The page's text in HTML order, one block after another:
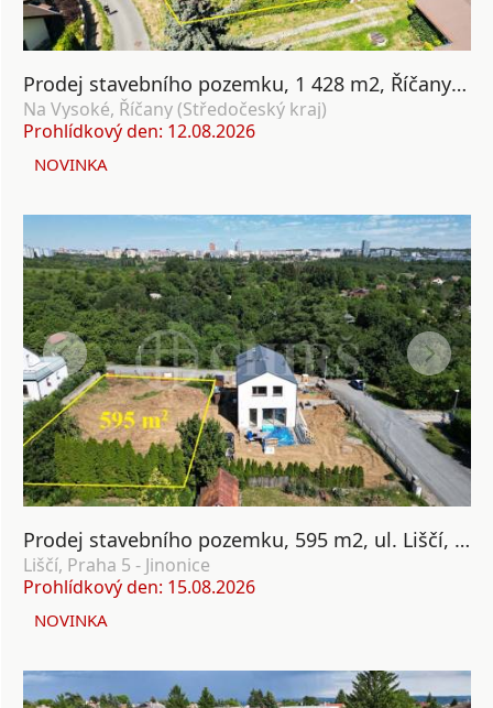
Prodej stavebního pozemku, 1 428 m2, Říčany u Prahy
Na Vysoké, Říčany (Středočeský kraj)
Prohlídkový den: 12.08.2026
NOVINKA
Prodej stavebního pozemku, 595 m2, ul. Liščí, Nová Ves, Praha 5
Liščí, Praha 5 - Jinonice
Prohlídkový den: 15.08.2026
NOVINKA